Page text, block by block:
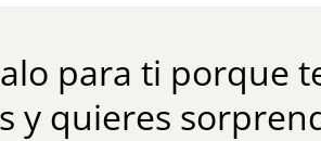
para ti porque
y quieres